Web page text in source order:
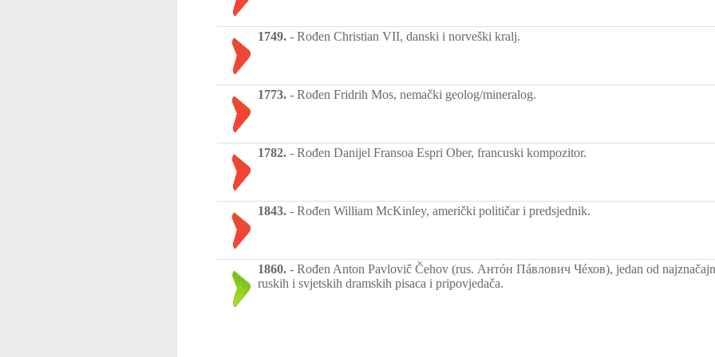
1749. - Rođen Christian VII, danski i norveški kralj.
1773. - Rođen Fridrih Mos, nemački geolog/mineralog.
1782. - Rođen Danijel Fransoa Espri Ober, francuski kompozitor.
1843. - Rođen William McKinley, američki političar i predsjednik.
1860. - Rođen Anton Pavlovič Čehov (rus. Антóн Пáвлович Чéхов), jedan od
ruskih i svjetskih dramskih pisaca i pripovjedača.